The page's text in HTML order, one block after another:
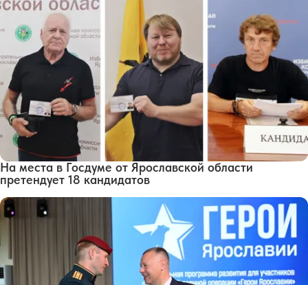
На места в Госдуме от Ярославской области
претендует 18 кандидатов